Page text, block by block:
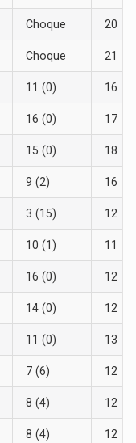
Choque 20
Choque 21
11 (0) 16
16 (0) 17
15 (0) 18
9 (2) 16
3 (15) 12
10 (1) 11
16 (0) 12
14 (0) 12
11 (0) 13
7 (6) 12
8 (4) 12
8 (4) 12